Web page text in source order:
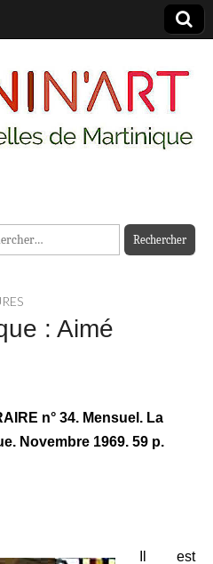
:
: Aimé
n° 34. Mensuel. La
Novembre 1969. 59 p.
Il est